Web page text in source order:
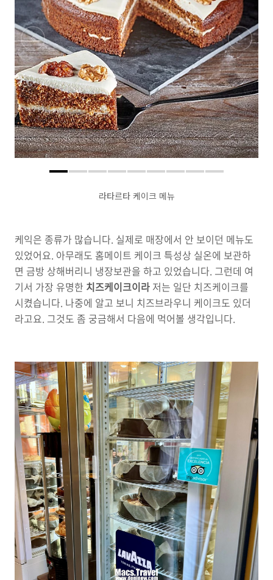
라타르타 케이크 메뉴
케익은 종류가 많습니다. 실제로 매장에서 안 보이던 메뉴도
있었어요. 아무래도 홈메이트 케이크 특성상 실온에 보관하
면 금방 상해버리니 냉장보관을 하고 있었습니다. 그런데 여
기서 가장 유명한 치즈케이크이라 저는 일단 치즈케이크를
시켰습니다. 나중에 알고 보니 치즈브라우니 케이크도 있더
라고요. 그것도 좀 궁금해서 다음에 먹어볼 생각입니다.